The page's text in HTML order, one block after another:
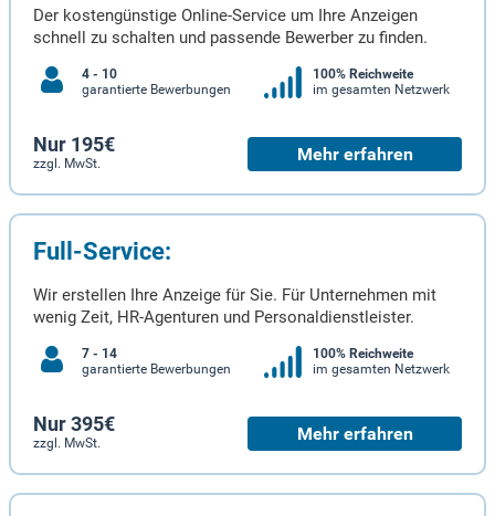
Der kostengünstige Online-Service um Ihre Anzeigen
schnell zu schalten und passende Bewerber zu finden.
4 - 10
garantierte Bewerbungen
100% Reichweite
im gesamten Netzwerk
Nur 195€
zzgl. MwSt. Mehr erfahren
Full-Service:
Wir erstellen Ihre Anzeige für Sie. Für Unternehmen mit
wenig Zeit, HR-Agenturen und Personaldienstleister.
7 - 14
garantierte Bewerbungen
100% Reichweite
im gesamten Netzwerk
Nur 395€
zzgl. MwSt. Mehr erfahren